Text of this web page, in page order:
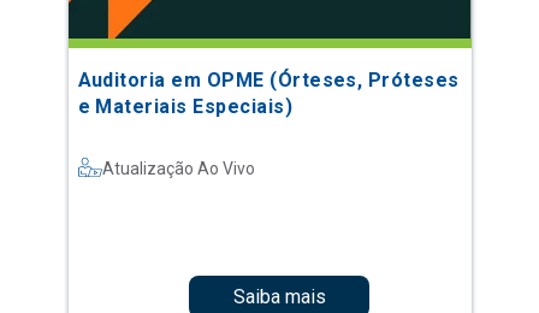
Auditoria em OPME (Órteses, Próteses
e Materiais Especiais)
Atualização Ao Vivo
Saiba mais